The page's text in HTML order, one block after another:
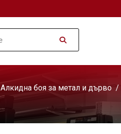
Алкидна боя за метал и дърво /